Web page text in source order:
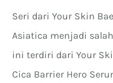
Seri dari Your Skin
Asiatica menjadi
ini terdiri dari Your
Cica Barrier Hero